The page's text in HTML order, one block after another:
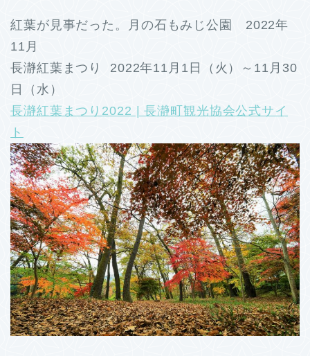
紅葉が見事だった。月の石もみじ公園 2022年
11月
長瀞紅葉まつり 2022年11月1日（火）～11月30
日（水）
長瀞紅葉まつり2022 | 長瀞町観光協会公式サイ
ト